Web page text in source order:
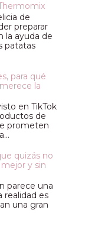
de
preparar
la ayuda de
patatas
para qué
la
en TikTok
de
prometen
quizás no
y sin
parece una
realidad es
una gran